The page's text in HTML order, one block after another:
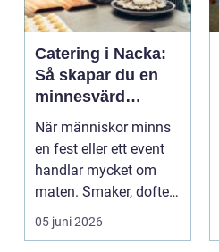
Catering i Nacka:
Så skapar du en
minnesvärd
upplevelse med
maten i fokus
När människor minns
en fest eller ett event
handlar mycket om
maten. Smaker, dofter
och hu...
05 juni 2026